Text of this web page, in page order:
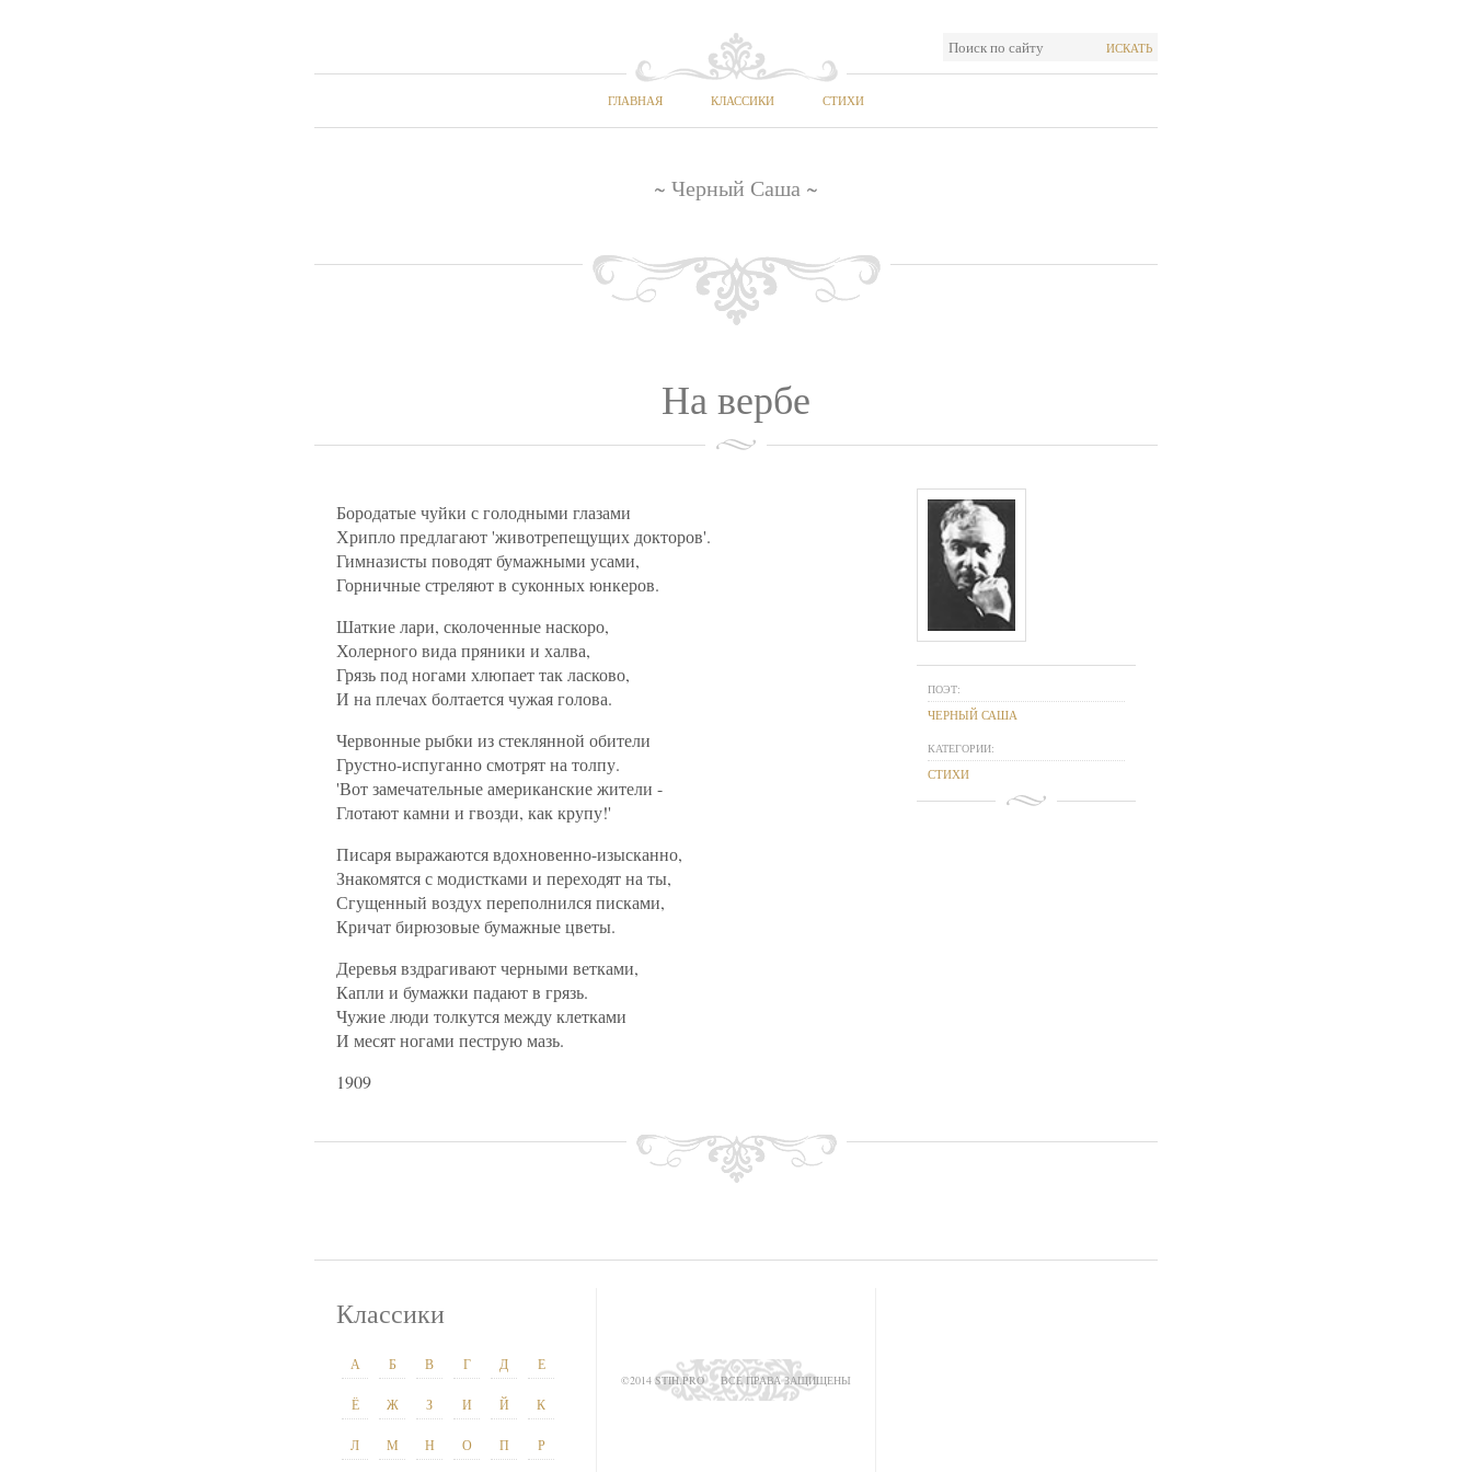
ИСКАТЬ
ГЛАВНАЯ КЛАССИКИ СТИХИ
~ Черный Саша ~
На вербе
Бородатые чуйки с голодными глазами
Хрипло предлагают 'животрепещущих докторов'.
Гимназисты поводят бумажными усами,
Горничные стреляют в суконных юнкеров.
Шаткие лари, сколоченные наскоро,
Холерного вида пряники и халва,
Грязь под ногами хлюпает так ласково,
И на плечах болтается чужая голова.
Червонные рыбки из стеклянной обители
Грустно-испуганно смотрят на толпу.
'Вот замечательные американские жители -
Глотают камни и гвозди, как крупу!'
Писаря выражаются вдохновенно-изысканно,
Знакомятся с модистками и переходят на ты,
Сгущенный воздух переполнился писками,
Кричат бирюзовые бумажные цветы.
Деревья вздрагивают черными ветками,
Капли и бумажки падают в грязь.
Чужие люди толкутся между клетками
И месят ногами пеструю мазь.
1909
ПОЭТ:
ЧЕРНЫЙ САША
КАТЕГОРИИ:
СТИХИ
Классики
А Б В Г Д Е
Ё Ж З И Й К
Л М Н О П Р
©2014 STIH.PRO ВСЕ ПРАВА ЗАЩИЩЕНЫ